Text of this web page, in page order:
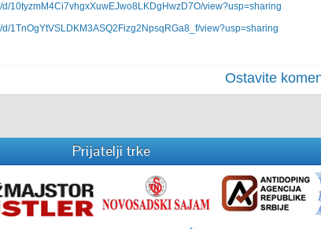
d/10tyzmM4Ci7vhgxXuwEJwo8LKDgHwzD7O/view?usp=sharing
1TnOgYtVSLDKM3ASQ2Fizg2NpsqRGa8_f/view?usp=sharing
Ostavite
Prijatelji trke